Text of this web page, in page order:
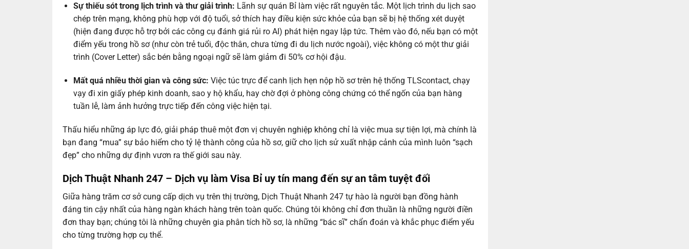
Sự thiếu sót trong lịch trình và thư giải trình: Lãnh sự quán Bỉ làm việc rất nguyên tắc. Một lịch trình du lịch sao
chép trên mạng, không phù hợp với độ tuổi, sở thích hay điều kiện sức khỏe của bạn sẽ bị hệ thống xét duyệt
(hiện đang được hỗ trợ bởi các công cụ đánh giá rủi ro AI) phát hiện ngay lập tức. Thêm vào đó, nếu bạn có một
điểm yếu trong hồ sơ (như còn trẻ tuổi, độc thân, chưa từng đi du lịch nước ngoài), việc không có một thư giải
trình (Cover Letter) sắc bén bằng ngoại ngữ sẽ làm giảm đi 50% cơ hội đậu.
Mất quá nhiều thời gian và công sức: Việc túc trực để canh lịch hẹn nộp hồ sơ trên hệ thống TLScontact, chạy
vạy đi xin giấy phép kinh doanh, sao y hộ khẩu, hay chờ đợi ở phòng công chứng có thể ngốn của bạn hàng
tuần lễ, làm ảnh hưởng trực tiếp đến công việc hiện tại.
Thấu hiểu những áp lực đó, giải pháp thuê một đơn vị chuyên nghiệp không chỉ là việc mua sự tiện lợi, mà chính là
bạn đang “mua” sự bảo hiểm cho tỷ lệ thành công của hồ sơ, giữ cho lịch sử xuất nhập cảnh của mình luôn “sạch
đẹp” cho những dự định vươn ra thế giới sau này.
Dịch Thuật Nhanh 247 – Dịch vụ làm Visa Bỉ uy tín mang đến sự an tâm tuyệt đối
Giữa hàng trăm cơ sở cung cấp dịch vụ trên thị trường, Dịch Thuật Nhanh 247 tự hào là người bạn đồng hành
đáng tin cậy nhất của hàng ngàn khách hàng trên toàn quốc. Chúng tôi không chỉ đơn thuần là những người điền
đơn thay bạn; chúng tôi là những chuyên gia phân tích hồ sơ, là những “bác sĩ” chẩn đoán và khắc phục điểm yếu
cho từng trường hợp cụ thể.